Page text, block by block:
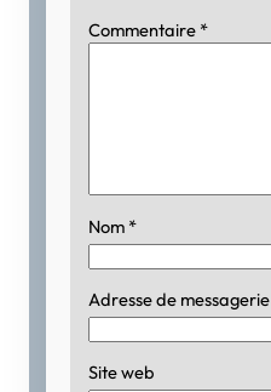
Commentaire *
Nom *
Adresse de messagerie
Site web